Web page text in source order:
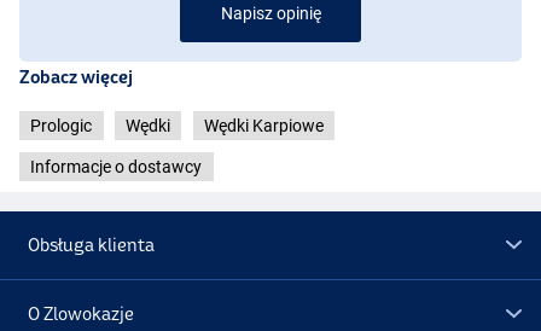
Napisz opinię
Zobacz więcej
Prologic Wędki Wędki Karpiowe
Informacje o dostawcy
Obsługa klienta
O Zlowokazje